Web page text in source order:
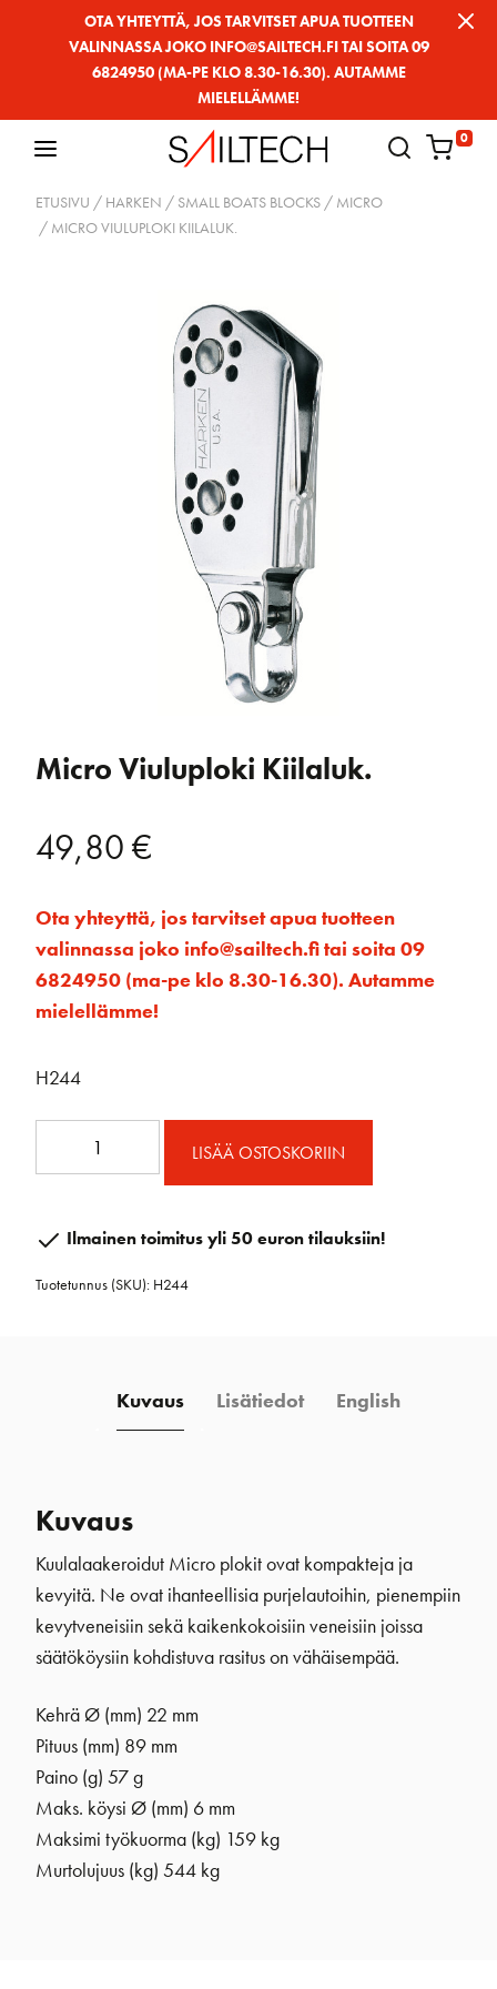
OTA YHTEYTTÄ, JOS TARVITSET APUA TUOTTEEN
VALINNASSA JOKO INFO@SAILTECH.FI TAI SOITA 09
6824950 (MA-PE KLO 8.30-16.30). AUTAMME
MIELELLÄMME!
0
ETUSIVU / HARKEN / SMALL BOATS BLOCKS / MICRO
/ MICRO VIULUPLOKI KIILALUK.
Micro Viuluploki Kiilaluk.
49,80€
Ota yhteyttä, jos tarvitset apua tuotteen
valinnassa joko info@sailtech.fi tai soita 09
6824950 (ma-pe klo 8.30-16.30). Autamme
mielellämme!
H244
määrä
LISÄÄ OSTOSKORIIN
Ilmainen toimitus yli 50 euron tilauksiin!
Tuotetunnus (SKU): H244
Kuvaus Lisätiedot English
Kuvaus
Kuulalaakeroidut Micro plokit ovat kompakteja ja
kevyitä. Ne ovat ihanteellisia purjelautoihin, pienempiin
kevytveneisiin sekä kaikenkokoisiin veneisiin joissa
säätököysiin kohdistuva rasitus on vähäisempää.
Kehrä Ø (mm) 22 mm
Pituus (mm) 89 mm
Paino (g) 57 g
Maks. köysi Ø (mm) 6 mm
Maksimi työkuorma (kg) 159 kg
Murtolujuus (kg) 544 kg